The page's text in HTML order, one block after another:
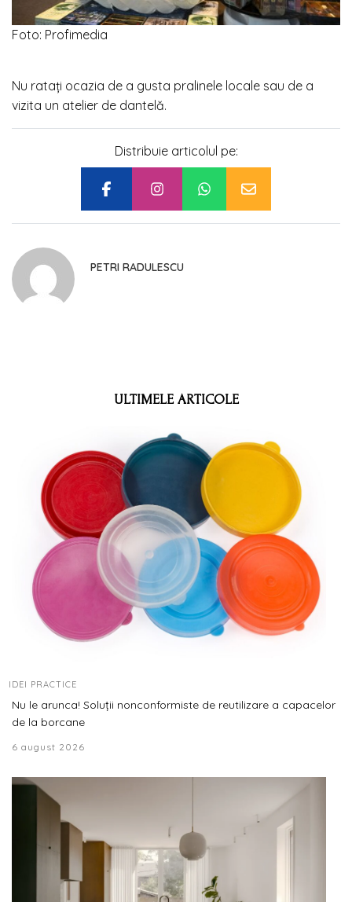
Foto: Profimedia
Nu ratați ocazia de a gusta pralinele locale sau de a
vizita un atelier de dantelă.
Distribuie articolul pe:
PETRI RADULESCU
ULTIMELE ARTICOLE
IDEI PRACTICE
Nu le arunca! Soluții nonconformiste de reutilizare a capacelor
de la borcane
6 august 2026